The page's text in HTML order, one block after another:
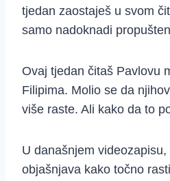
tjedan zaostaješ u svom
samo nadoknadi
Ovaj tjedan čitaš Pavlovu
Filipima. Molio se da
više raste. Ali kako da to
U današnjem
objašnjava kako točno